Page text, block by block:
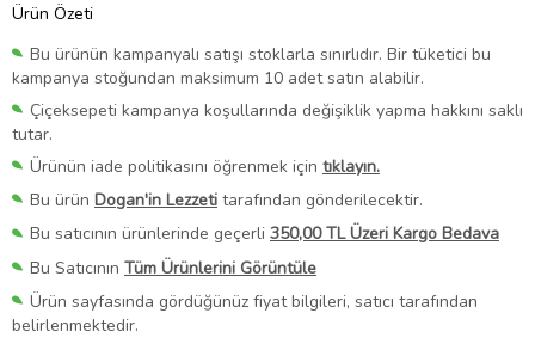
Ürün Özeti
Bu ürünün kampanyalı satışı stoklarla sınırlıdır. Bir tüketici bu
kampanya stoğundan maksimum 10 adet satın alabilir.
Çiçeksepeti kampanya koşullarında değişiklik yapma hakkını saklı
tutar.
Ürünün iade politikasını öğrenmek için tıklayın.
Bu ürün Dogan'in Lezzeti tarafından gönderilecektir.
Bu satıcının ürünlerinde geçerli 350,00 TL Üzeri Kargo Bedava
Bu Satıcının Tüm Ürünlerini Görüntüle
Ürün sayfasında gördüğünüz fiyat bilgileri, satıcı tarafından
belirlenmektedir.